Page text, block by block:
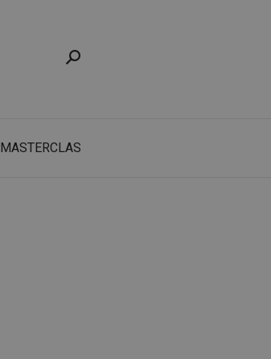
MASTERCLASS